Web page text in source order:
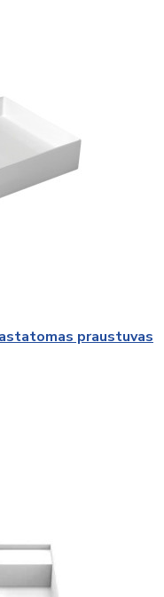
praustuvas